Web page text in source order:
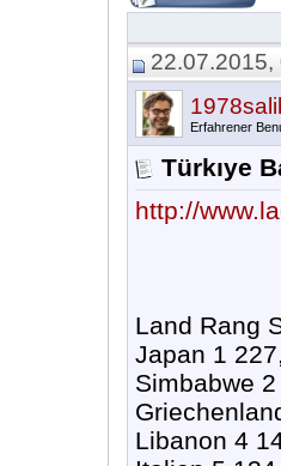
22.07.2015,
Erfahrener
Türkıye
http://
Land Rang
Japan 1
Simbabwe
Libanon 4